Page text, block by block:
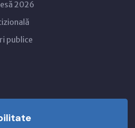
2026
publice